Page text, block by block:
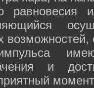
равновесия
и